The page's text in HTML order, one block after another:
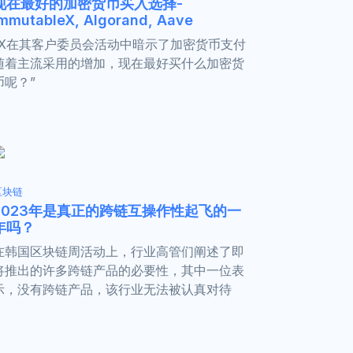
Algorand, Aave
在其客户委员会活动中暗示了加密货币支付
着主流采用的增加，现在最好买什么加密货
呢？”
块链
年是真正的跨链互操作性起飞的一
吗？
韩国区块链周活动上，行业高管们阐述了即
推出的许多跨链产品的必要性，其中一位表
，没有跨链产品，该行业无法被认真对待